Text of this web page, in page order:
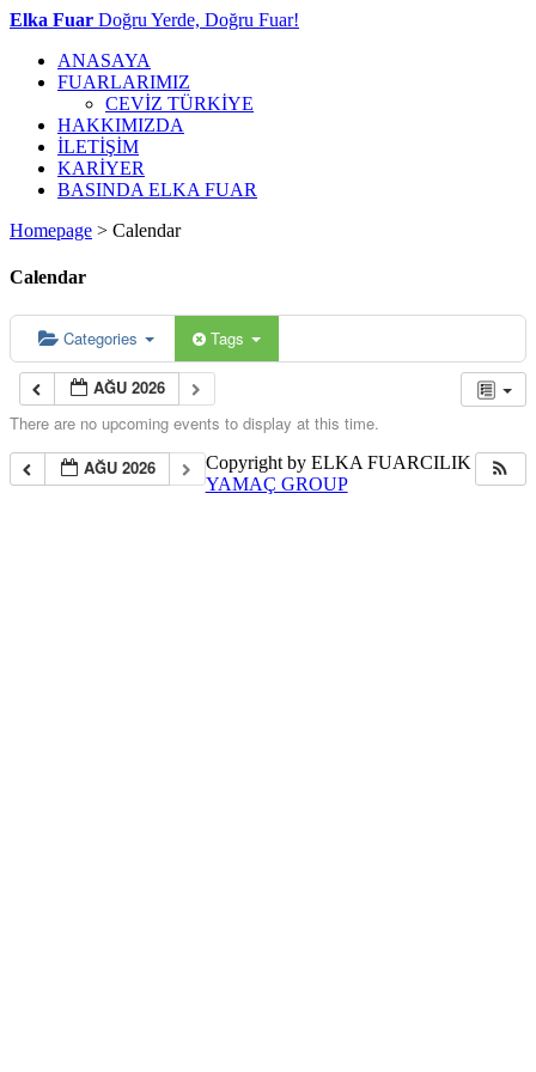
Elka Fuar Doğru Yerde, Doğru Fuar!
ANASAYA
FUARLARIMIZ
CEVİZ TÜRKİYE
HAKKIMIZDA
İLETİŞİM
KARİYER
BASINDA ELKA FUAR
Homepage > Calendar
Calendar
Categories Tags
AĞU 2026
There are no upcoming events to display at this time.
AĞU 2026
Copyright by ELKA FUARCILIK
YAMAÇ GROUP